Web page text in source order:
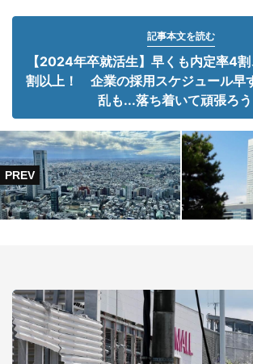
記事本文を読む
【2024年卒就活生】早くも内定率4
割以上！ 企業の採用スケジュール早
乱も...落ち着いて頑張ろう